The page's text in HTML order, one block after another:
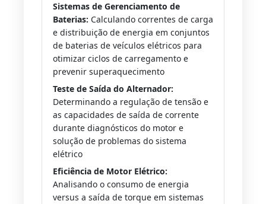
Sistemas de Gerenciamento de
Baterias: Calculando correntes de carga
e distribuição de energia em conjuntos
de baterias de veículos elétricos para
otimizar ciclos de carregamento e
prevenir superaquecimento
Teste de Saída do Alternador:
Determinando a regulação de tensão e
as capacidades de saída de corrente
durante diagnósticos do motor e
solução de problemas do sistema
elétrico
Eficiência de Motor Elétrico:
Analisando o consumo de energia
versus a saída de torque em sistemas